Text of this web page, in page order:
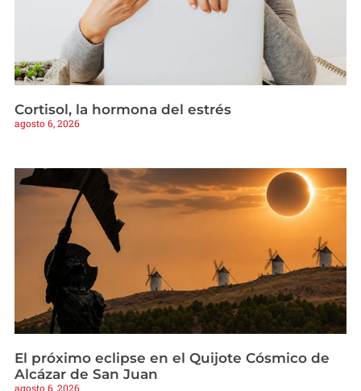
Cortisol, la hormona del estrés
agosto 6, 2026
El próximo eclipse en el Quijote Cósmico de
Alcázar de San Juan
agosto 6, 2026